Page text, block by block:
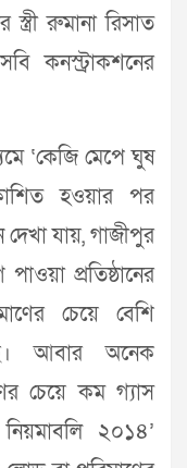
রুমানা রিসাত
কনস্ট্রাকশনের
‘কেজি মেপে ঘুষ
হওয়ার পর
দেখা যায়, গাজীপুর
প্রতিষ্ঠানের
চেয়ে বেশি
আবার অনেক
চেয়ে কম গ্যাস
২০১৪’